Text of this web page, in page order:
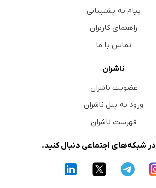
پیام به پشتیبانی
راهنمای کاربران
تماس با ما
ناشران
عضویت ناشران
ورود به پنل ناشران
فهرست ناشران
در شبکه‌های اجتماعی دنبال کنید.